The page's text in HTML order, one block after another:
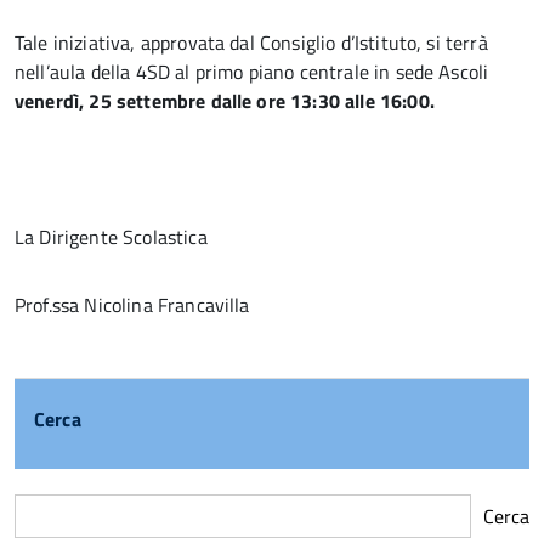
Tale iniziativa, approvata dal Consiglio d’Istituto, si terrà
nell’aula della 4SD al primo piano centrale in sede Ascoli
venerdì, 25 settembre dalle ore 13:30 alle 16:00.
La Dirigente Scolastica
Prof.ssa Nicolina Francavilla
Cerca
Cerca